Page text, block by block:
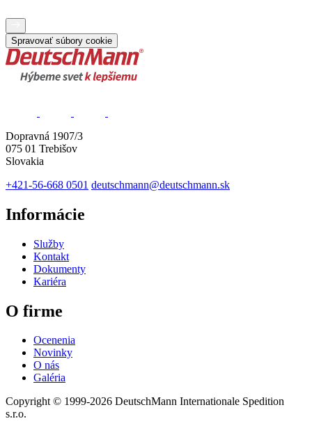
Spravovať súbory cookie
Dopravná 1907/3
075 01 Trebišov
Slovakia
+421-56-668 0501 deutschmann@deutschmann.sk
Informácie
Služby
Kontakt
Dokumenty
Kariéra
O firme
Ocenenia
Novinky
O nás
Galéria
Copyright © 1999-2026 DeutschMann Internationale Spedition
s.r.o.